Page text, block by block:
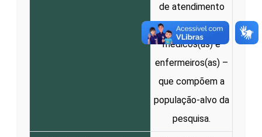
de atendimento
assistencial –
médicos(as) e
enfermeiros(as) –
que compõem a
população-alvo da
pesquisa.